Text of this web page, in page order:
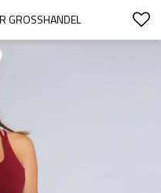
GROSSHANDEL